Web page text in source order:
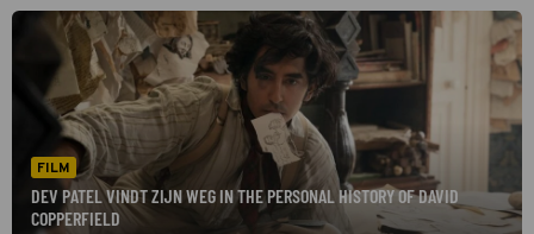
FILM
DEV PATEL VINDT ZIJN WEG IN THE PERSONAL HISTORY OF DAVID
COPPERFIELD